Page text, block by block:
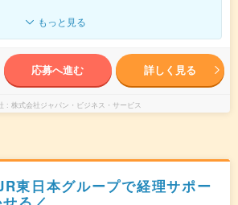
もっと見る
応募へ進む 詳しく見る
株式会社ジャパン・ビジネス・サービス
東日本グループで経理サポー